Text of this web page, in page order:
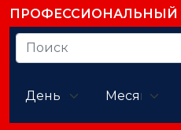
ПРОФЕССИОНАЛЬНЫЙ